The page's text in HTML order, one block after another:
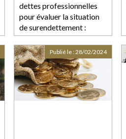
dettes professionnelles
pour évaluer la situation
de surendettement :
retour sur l’entrée en
vigueur de la loi du 14
février 2022
Publié le :28/02/2024